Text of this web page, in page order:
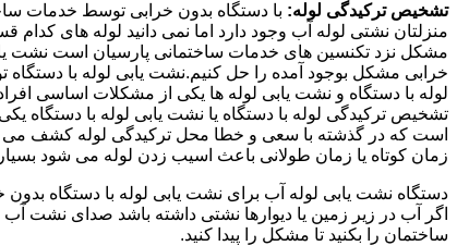
تشخیص ترکیدگی لوله: با دستگاه بدون خرابی توسط خدمات
منزلتان نشتی لوله آب وجود دارد اما نمی دانید لوله های
مشکل نزد تکنسین های خدمات ساختمانی پارسیان است نشت
خرابی مشکل بوجود آمده را حل کنیم.نشت یابی لوله با
لوله با دستگاه و نشت یابی لوله ها یکی از مشکلات اساسی
تشخیص ترکیدگی لوله با دستگاه یا نشت یابی لوله با دستگاه
است که در گذشته با سعی و خطا محل ترکیدگی لوله کشف می
زمان کوتاه یا زمان طولانی باعث اسیب زدن لوله می شود
دستگاه نشت یابی لوله آب برای نشت یابی لوله با دستگاه
اگر آب در زیر زمین یا دیوارها نشتی داشته باشد صدای نشت
ساختمان را بکنید تا مشکل را پیدا کنید.